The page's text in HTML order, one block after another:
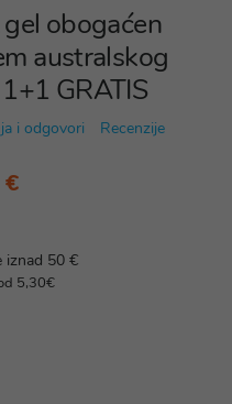
obogaćen
australskog
GRATIS
i odgovori Recenzije
€
iznad 50 €
5,30€